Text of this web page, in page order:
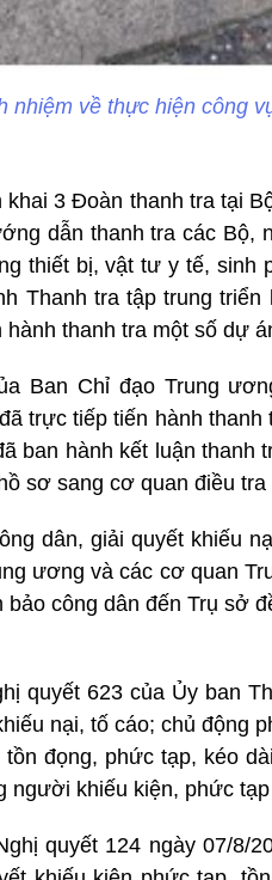
nhiệm về thực hiện
3 Đoàn thanh tra tại
dẫn thanh tra các Bộ,
thiết bị, vật tư y tế, sinh
Thanh tra tập trung
thanh tra một số dự
Ban Chỉ đạo Trung
trực tiếp tiến hành
ban hành kết luận thanh
sơ sang cơ quan điều
dân, giải quyết khiếu
ương và các cơ quan
bảo công dân đến Trụ sở
quyết 623 của Ủy ban
nại, tố cáo; chủ động
đọng, phức tạp, kéo
người khiếu kiện, phức
quyết 124 ngày 07/8/